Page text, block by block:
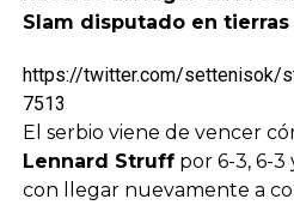
Slam disputado en
https://twitter.com/settenisok/
7513
El serbio viene de vencer
Lennard Struffpor 6-3, 6-3
con llegar nuevamente a